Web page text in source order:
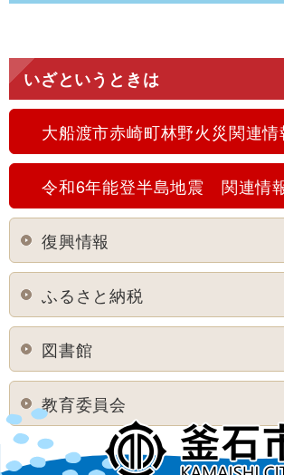
いざというときは
大船渡市赤崎町林野火災関連情
令和6年能登半島地震 関連情
復興情報
ふるさと納税
図書館
教育委員会